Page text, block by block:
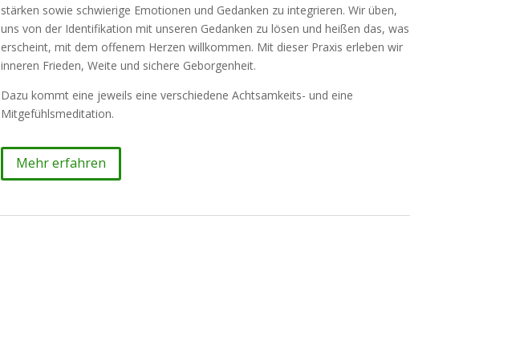
stärken sowie schwierige Emotionen und Gedanken zu integrieren. Wir üben,
uns von der Identifikation mit unseren Gedanken zu lösen und heißen das, was
erscheint, mit dem offenem Herzen willkommen. Mit dieser Praxis erleben wir
inneren Frieden, Weite und sichere Geborgenheit.
Dazu kommt eine jeweils eine verschiedene Achtsamkeits- und eine
Mitgefühlsmeditation.
Mehr erfahren